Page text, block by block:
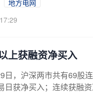
地方电网
上获融资净买入
日，沪深两市共有69股
日获净买入；连续获融